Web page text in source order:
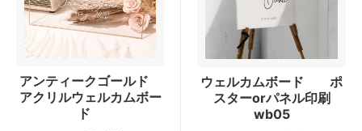
アンティークゴールド
アクリルウェルカムボー
ド
ウェルカムボード ポ
スターorパネル印刷
wb05